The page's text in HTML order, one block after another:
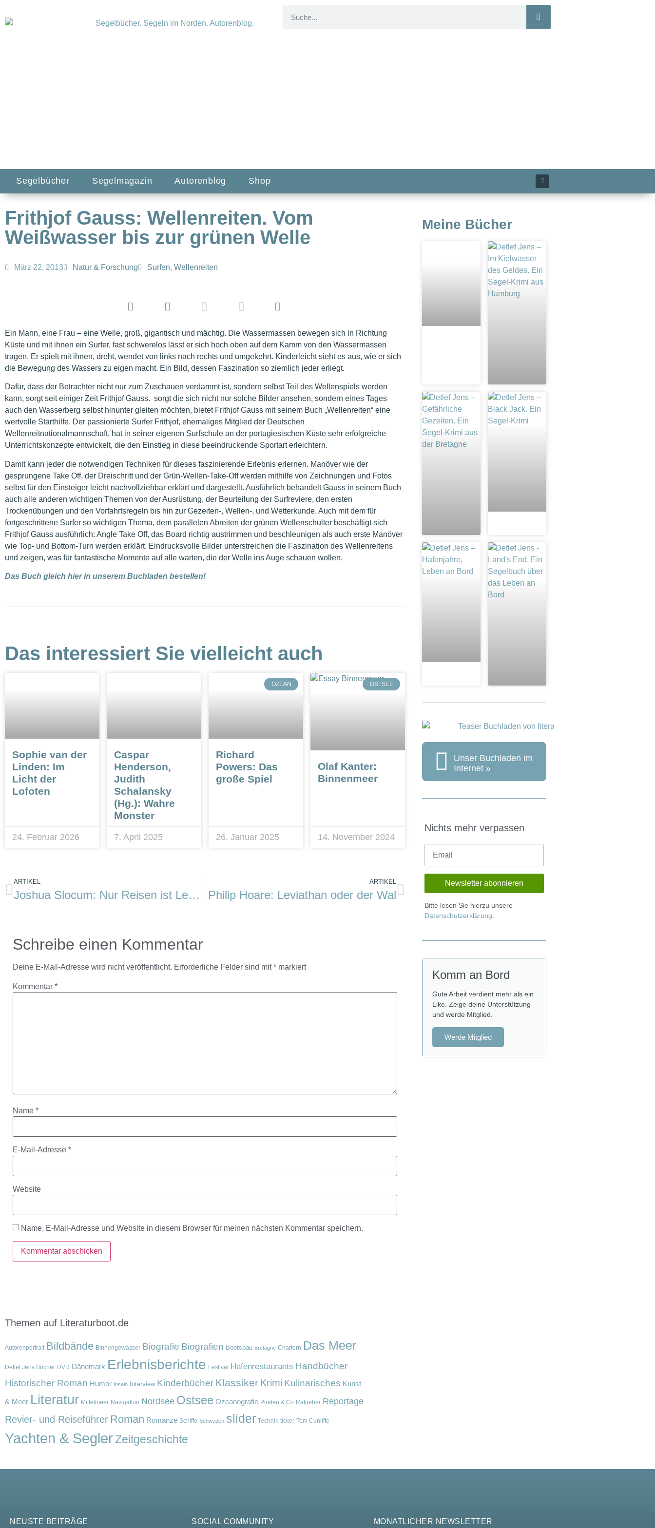
Segelbücher Segelmagazin Autorenblog Shop
Frithjof Gauss: Wellenreiten. Vom
Weißwasser bis zur grünen Welle
März 22, 2013 Natur & Forschung Surfen, Wellenreiten
Ein Mann, eine Frau – eine Welle, groß, gigantisch und mächtig. Die Wassermassen bewegen sich in Richtung
Küste und mit ihnen ein Surfer, fast schwerelos lässt er sich hoch oben auf dem Kamm von den Wassermassen
tragen. Er spielt mit ihnen, dreht, wendet von links nach rechts und umgekehrt. Kinderleicht sieht es aus, wie er sich
die Bewegung des Wassers zu eigen macht. Ein Bild, dessen Faszination so ziemlich jeder erliegt.
Dafür, dass der Betrachter nicht nur zum Zuschauen verdammt ist, sondern selbst Teil des Wellenspiels werden
kann, sorgt seit einiger Zeit Frithjof Gauss. sorgt die sich nicht nur solche Bilder ansehen, sondern eines Tages
auch den Wasserberg selbst hinunter gleiten möchten, bietet Frithjof Gauss mit seinem Buch „Wellenreiten“ eine
wertvolle Starthilfe. Der passionierte Surfer Frithjof, ehemaliges Mitglied der Deutschen
Wellenreitnationalmannschaft, hat in seiner eigenen Surfschule an der portugiesischen Küste sehr erfolgreiche
Unterrichtskonzepte entwickelt, die den Einstieg in diese beeindruckende Sportart erleichtern.
Damit kann jeder die notwendigen Techniken für dieses faszinierende Erlebnis erlernen. Manöver wie der
gesprungene Take Off, der Dreischritt und der Grün-Wellen-Take-Off werden mithilfe von Zeichnungen und Fotos
selbst für den Einsteiger leicht nachvollziehbar erklärt und dargestellt. Ausführlich behandelt Gauss in seinem Buch
auch alle anderen wichtigen Themen von der Ausrüstung, der Beurteilung der Surfreviere, den ersten
Trockenübungen und den Vorfahrtsregeln bis hin zur Gezeiten-, Wellen-, und Wetterkunde. Auch mit dem für
fortgeschrittene Surfer so wichtigen Thema, dem parallelen Abreiten der grünen Wellenschulter beschäftigt sich
Frithjof Gauss ausführlich: Angle Take Off, das Board richtig austrimmen und beschleunigen als auch erste Manöver
wie Top- und Bottom-Turn werden erklärt. Eindrucksvolle Bilder unterstreichen die Faszination des Wellenreitens
und zeigen, was für fantastische Momente auf alle warten, die der Welle ins Auge schauen wollen.
Das Buch gleich hier in unserem Buchladen bestellen!
Das interessiert Sie vielleicht auch
Sophie van der
Linden: Im
Licht der
Lofoten
24. Februar 2026
Caspar
Henderson,
Judith
Schalansky
(Hg.): Wahre
Monster
7. April 2025
OZEAN
Richard
Powers: Das
große Spiel
26. Januar 2025
OSTSEE
Olaf Kanter:
Binnenmeer
14. November 2024
ARTIKEL
Joshua Slocum: Nur Reisen ist Leben
ARTIKEL
Philip Hoare: Leviathan oder der Wal
Schreibe einen Kommentar
Deine E-Mail-Adresse wird nicht veröffentlicht. Erforderliche Felder sind mit* markiert
Kommentar *
Name *
E-Mail-Adresse *
Website
Name, E-Mail-Adresse und Website in diesem Browser für meinen nächsten Kommentar speichern.
Meine Bücher
Unser Buchladen im
Internet »
Nichts mehr verpassen
Bitte lesen Sie hierzu unsere
Datenschutzerklärung
Komm an Bord
Gute Arbeit verdient mehr als ein
Like. Zeige deine Unterstützung
und werde Mitglied.
Werde Mitglied
Themen auf Literaturboot.de
Autorenportrait Bildbände Binnengewässer Biografie Biografien Bootsbau Bretagne Chartern Das Meer
Detlef Jens Bücher DVD Dänemark Erlebnisberichte Festival Hafenrestaurants Handbücher
Historischer Roman Humor Inseln Interview Kinderbücher Klassiker Krimi Kulinarisches Kunst
& Meer Literatur Mittelmeer Navigation Nordsee Ostsee Ozeanografie Piraten & Co Ratgeber Reportage
Revier- und Reiseführer Roman Romanze Schiffe Schweden slider Technik ticker Tom Cunliffe
Yachten & SeglerZeitgeschichte
NEUSTE BEITRÄGE SOCIAL COMMUNITY MONATLICHER NEWSLETTER